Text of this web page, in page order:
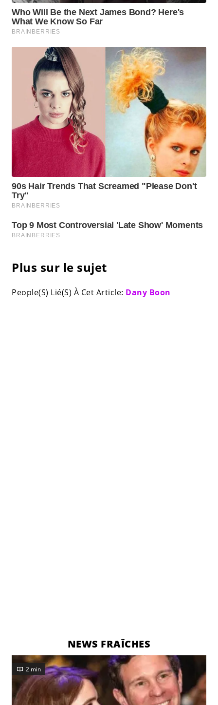
Plus sur le sujet
People(S) Lié(S) À Cet Article: Dany Boon
NEWS FRAÎCHES
2 min